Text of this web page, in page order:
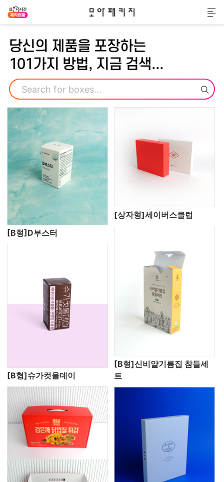
모아패키지
메
당신의 제품을 포장하는
101가지 방법, 지금 검색...
검색
[B형]D부스터
[상자형]세이버스클럽
[B형]슈가컷올데이
[B형]신비얄기름집 참들세
트